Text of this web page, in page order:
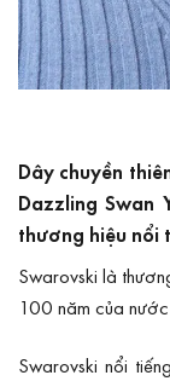
Dây chuyền
Dazzling Swan
thương hiệu nổi
Swarovski là
100 năm của
Swarovski nổi